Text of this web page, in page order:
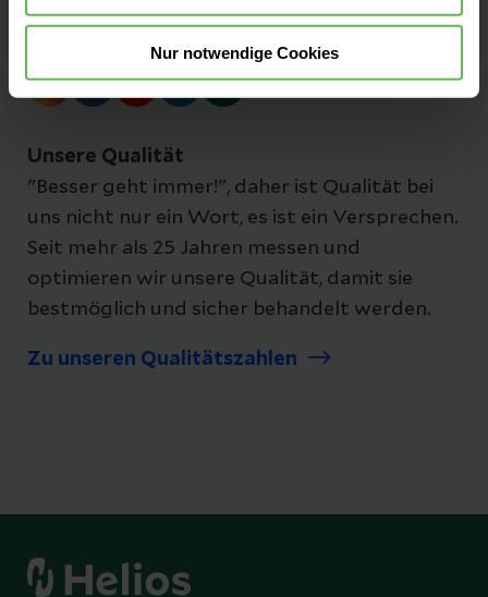
Nur notwendige Cookies
Unsere Qualität
"Besser geht immer!", daher ist Qualität bei
uns nicht nur ein Wort, es ist ein Versprechen.
Seit mehr als 25 Jahren messen und
optimieren wir unsere Qualität, damit sie
bestmöglich und sicher behandelt werden.
Zu unseren Qualitätszahlen